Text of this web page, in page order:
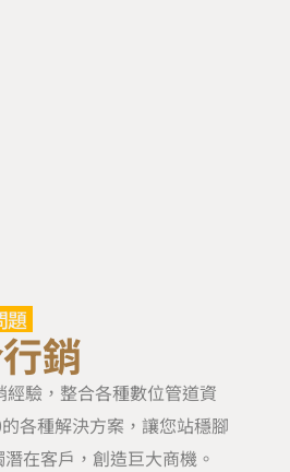
題
銷
經驗，整合各種數位管道資
各種解決方案，讓您站穩腳
在客戶，創造巨大商機。